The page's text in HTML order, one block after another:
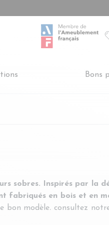
Bons
sobres. Inspirés par la
fabriqués en bois et en
bon modèle, consultez